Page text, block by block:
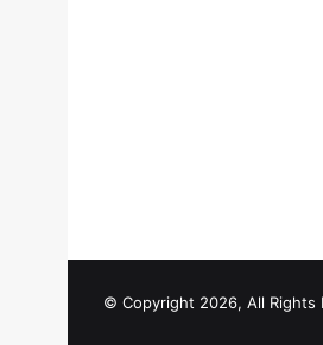
© Copyright 2026, All Rights